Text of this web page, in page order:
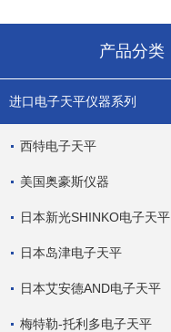
产品分类
进口电子天平仪器系列
西特电子天平
美国奥豪斯仪器
日本新光SHINKO电子天平
日本岛津电子天平
日本艾安德AND电子天平
梅特勒-托利多电子天平